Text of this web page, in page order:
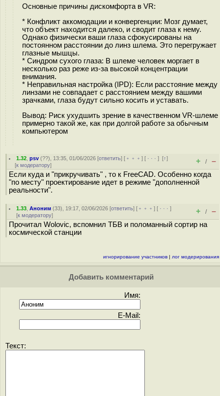
Основные причины дискомфорта в VR:
* Конфликт аккомодации и конвергенции: Мозг думает,
что объект находится далеко, и сводит глаза к нему.
Однако физически ваши глаза сфокусированы на
постоянном расстоянии до линз шлема. Это перегружает
глазные мышцы.
* Синдром сухого глаза: В шлеме человек моргает в
несколько раз реже из-за высокой концентрации
внимания.
* Неправильная настройка (IPD): Если расстояние между
линзами не совпадает с расстоянием между вашими
зрачками, глаза будут сильно косить и уставать.
Вывод: Риск ухудшить зрение в качественном VR-шлеме
примерно такой же, как при долгой работе за обычным
компьютером
1.32 ,psv (??), 13:35, 01/06/2026 [ответить] [ ﹢﹢﹢] [ · · ·][↑]
[к модератору] + / –
Если куда и "прикручивать" , то к FreeCAD. Особенно когда
"по месту" проектирование идет в режиме "дополненной
реальности".
1.33 ,Аноним (33), 19:17, 02/06/2026 [ответить] [ ﹢﹢﹢] [ · · ·]
[к модератору] + / –
Прочитал Wolovic, вспомнил ТБВ и поломанный сортир на
космической станции
игнорирование участников | лог модерирования
Добавить комментарий
Имя:
E-Mail:
Текст: